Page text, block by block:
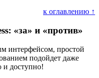
к оглавлению ↑
«за» и «против»
интерфейсом, простой
подойдет даже
и доступно!